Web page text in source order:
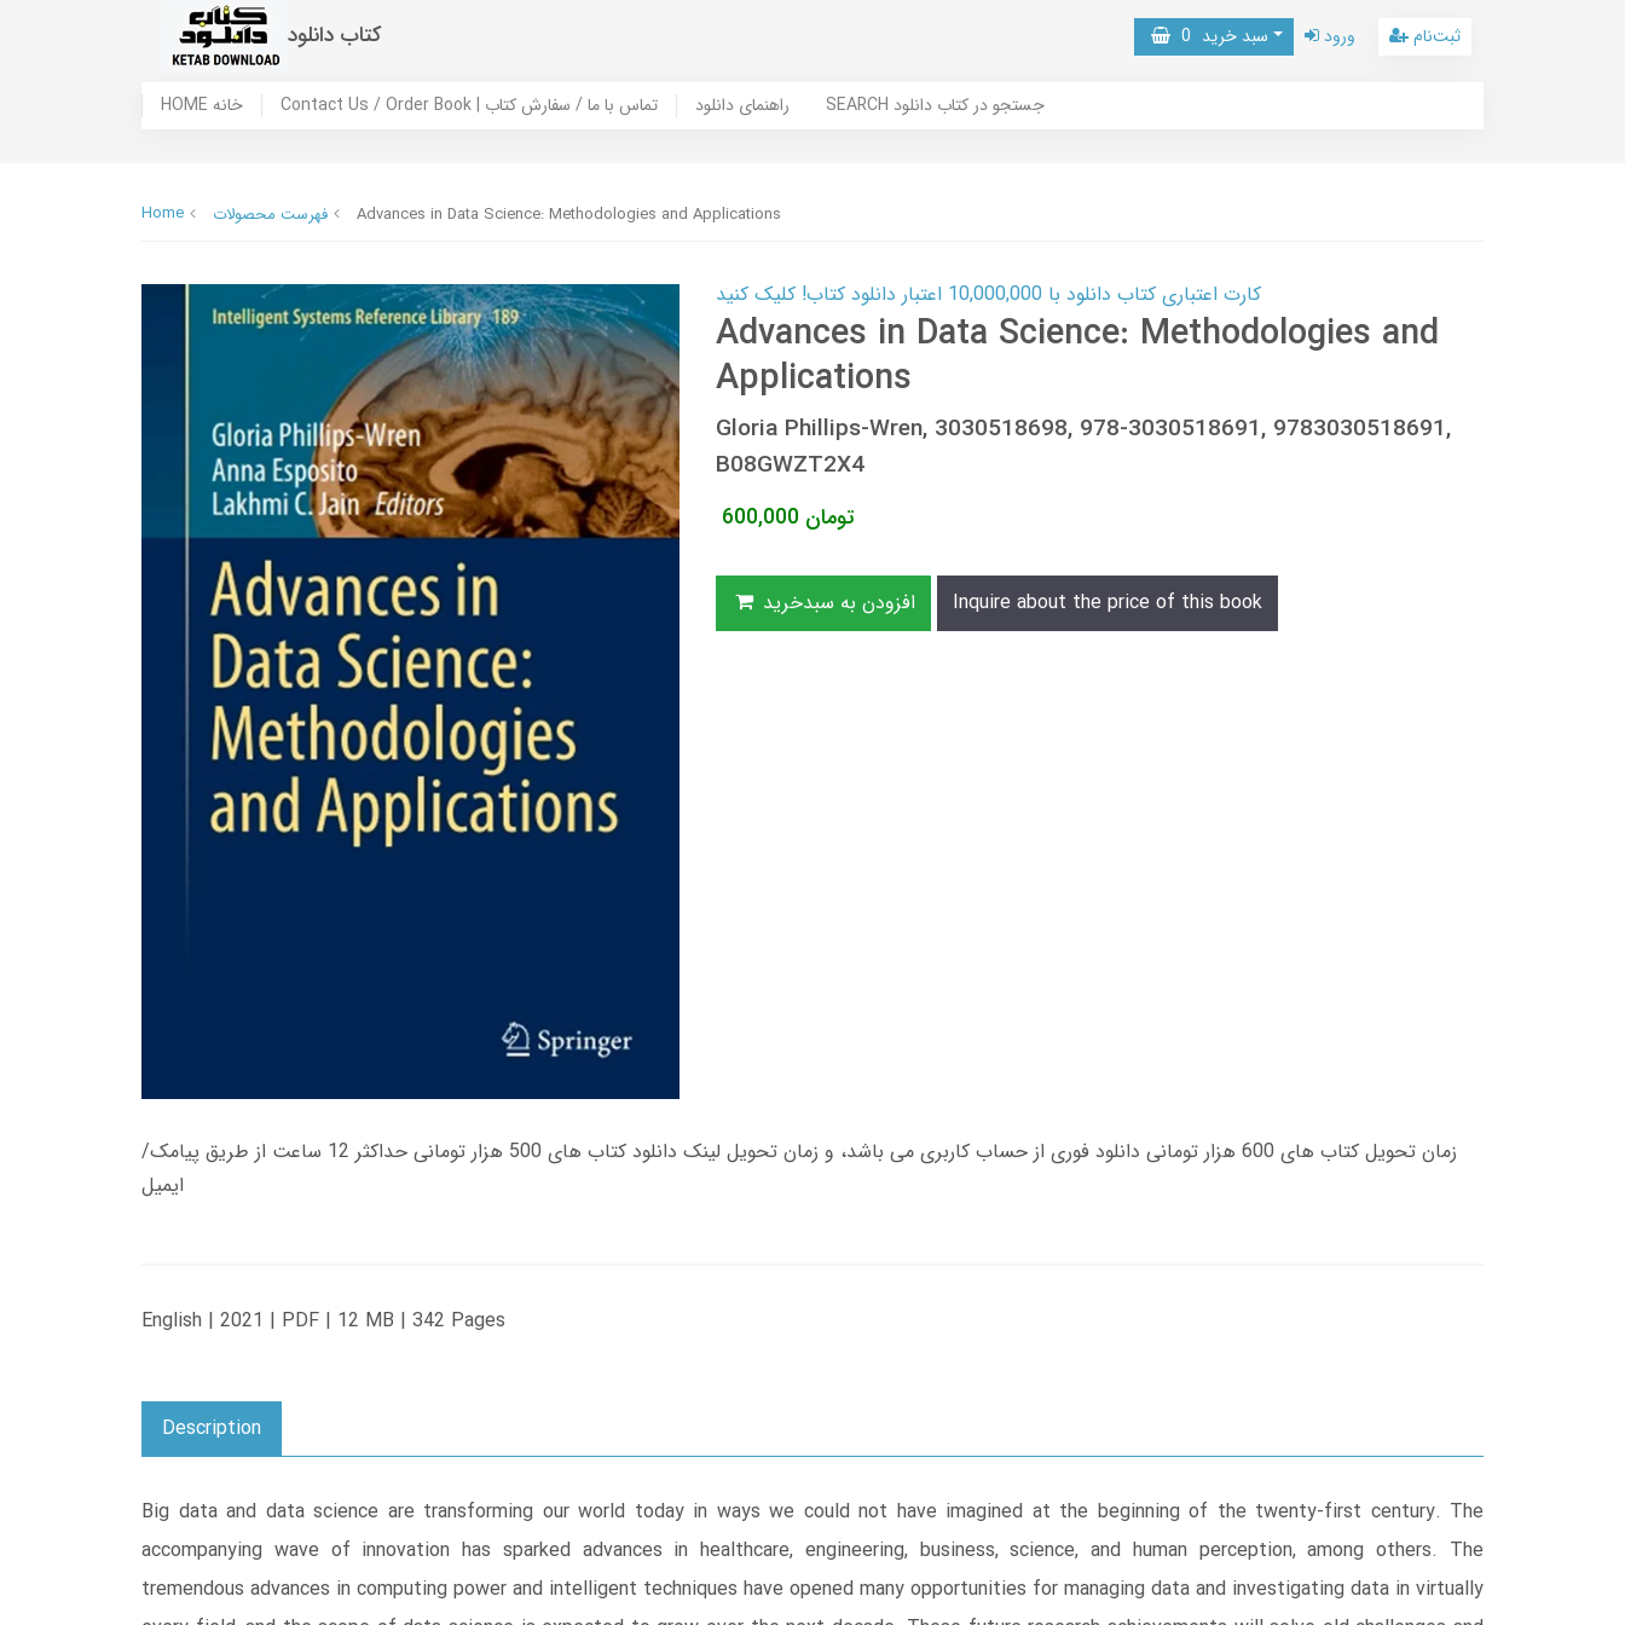
کتاب دانلود سبد خرید 0 ورود ثبت‌نام
HOME خانه Contact Us / Order Book | تماس با ما / سفارش کتاب راهنمای دانلود SEARCH جستجو در کتاب دانلود
Home فهرست محصولات Advances in Data Science: Methodologies and Applications
کارت اعتباری کتاب دانلود با 10,000,000 اعتبار دانلود کتاب! کلیک کنید
Advances in Data Science: Methodologies and
Applications
Gloria Phillips-Wren, 3030518698, 978-3030518691, 9783030518691,
B08GWZT2X4
600,000 تومان
افزودن به سبدخرید Inquire about the price of this book
زمان تحویل کتاب های 600 هزار تومانی دانلود فوری از حساب کاربری می باشد، و زمان تحویل لینک دانلود کتاب های 500 هزار تومانی حداکثر 12 ساعت از طریق پیامک/
ایمیل
English | 2021 | PDF | 12 MB | 342 Pages
Description
Big data and data science are transforming our world today in ways we could not have imagined at the beginning of the twenty-first century. The
accompanying wave of innovation has sparked advances in healthcare, engineering, business, science, and human perception, among others. The
tremendous advances in computing power and intelligent techniques have opened many opportunities for managing data and investigating data in virtually